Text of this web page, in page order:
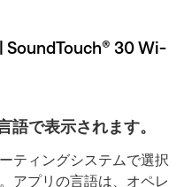
30 Wi-
語で表示されます。
ティングシステムで選択
アプリの言語は、オペレ